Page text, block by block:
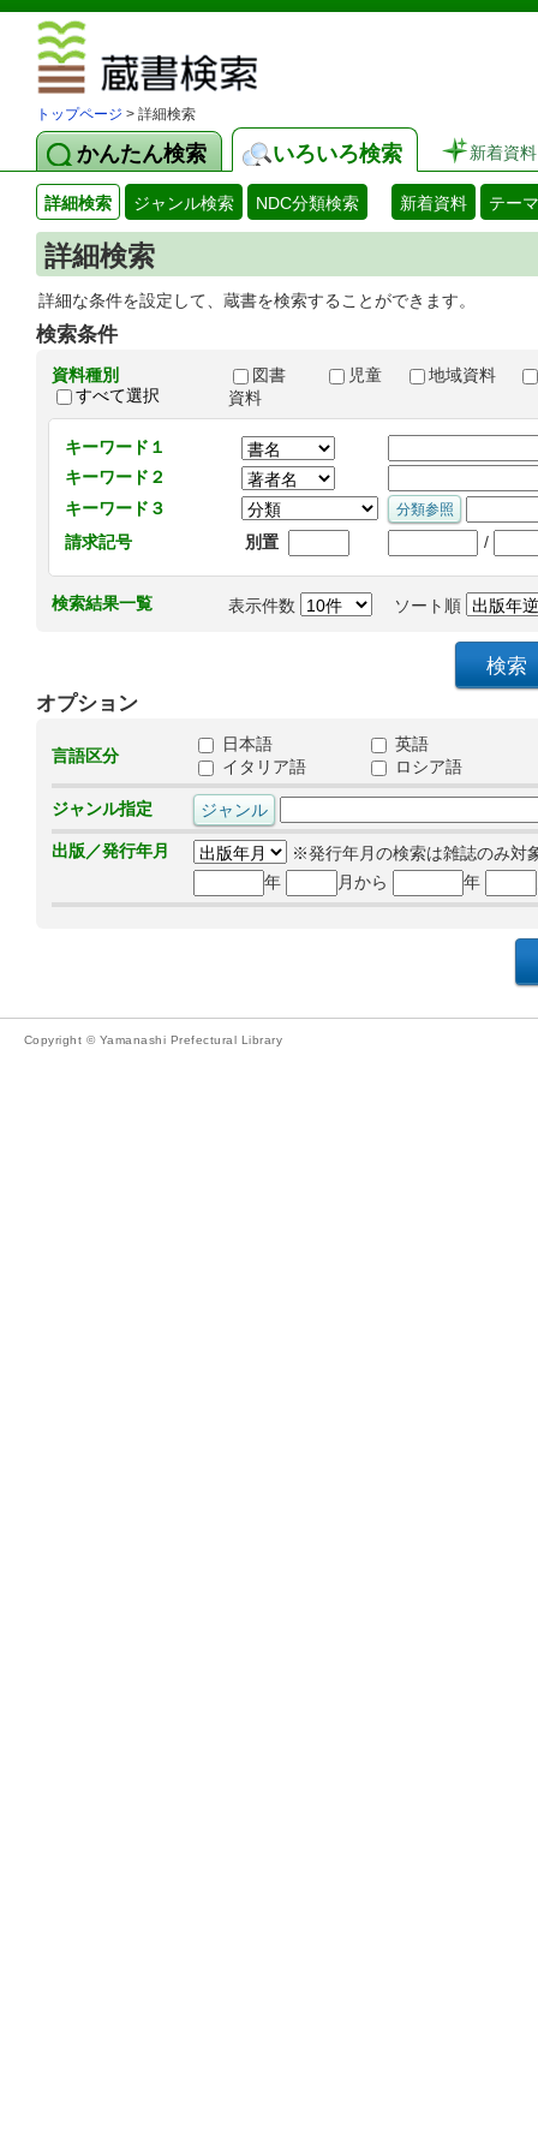
トップページ > 詳細検索
かんたん検索 いろいろ検索 新着資料
詳細検索 ジャンル検索 NDC分類検索 新着資料 テー
詳細検索
詳細な条件を設定して、蔵書を検索することができます。
検索条件
資料種別
すべて選択
図書 児童
地域資料
資料
キーワード１
キーワード２
キーワード３
請求記号
別置 /
検索結果一覧 表示件数 ソート順
オプション
言語区分
日本語
英語
イタリア語
ロシア語
ジャンル指定
出版／発行年月
※発行年月の検索は雑誌のみ対
年
月から 年
Copyright © Yamanashi Prefectural Library